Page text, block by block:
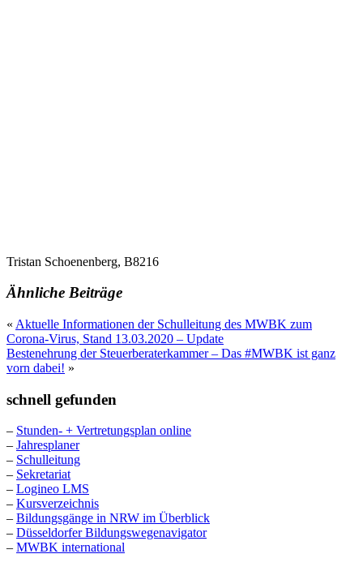
Tristan Schoenenberg, B8216
Ähnliche Beiträge
« Aktuelle Informationen der Schulleitung des MWBK zum
Corona-Virus, Stand 13.03.2020 – Update
Bestenehrung der Steuerberaterkammer – Das #MWBK ist ganz
vorn dabei! »
schnell gefunden
– Stunden- + Vertretungsplan online
– Jahresplaner
– Schulleitung
– Sekretariat
– Logineo LMS
– Kursverzeichnis
– Bildungsgänge in NRW im Überblick
– Düsseldorfer Bildungswegenavigator
– MWBK international